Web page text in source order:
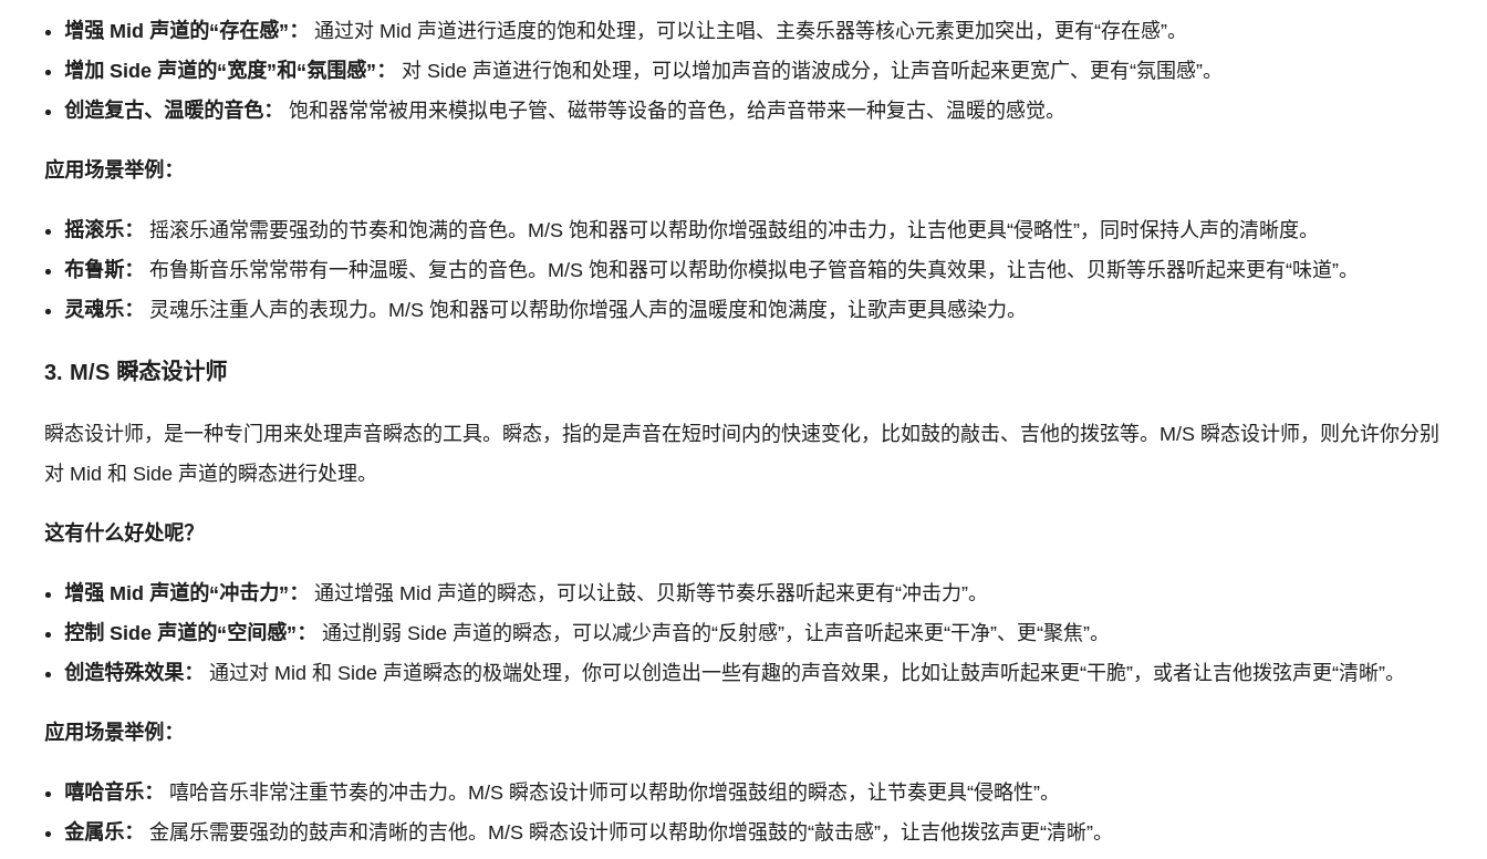
增强 Mid 声道的“存在感”：
通过对 Mid 声道进行适度的饱和处理，可以让主唱、主奏乐器等核心元素更加突出，更有“存在感”。
增加 Side 声道的“宽度”和“氛围感”：
对 Side 声道进行饱和处理，可以增加声音的谐波成分，让声音听起来更宽广、更有“氛围感”。
创造复古、温暖的音色：
饱和器常常被用来模拟电子管、磁带等设备的音色，给声音带来一种复古、温暖的感觉。
应用场景举例：
摇滚乐：
摇滚乐通常需要强劲的节奏和饱满的音色。M/S 饱和器可以帮助你增强鼓组的冲击力，让吉他更具“侵略性”，同时保持人声的清晰度。
布鲁斯：
布鲁斯音乐常常带有一种温暖、复古的音色。M/S 饱和器可以帮助你模拟电子管音箱的失真效果，让吉他、贝斯等乐器听起来更有“味道”。
灵魂乐：
灵魂乐注重人声的表现力。M/S 饱和器可以帮助你增强人声的温暖度和饱满度，让歌声更具感染力。
3. M/S 瞬态设计师
瞬态设计师，是一种专门用来处理声音瞬态的工具。瞬态，指的是声音在短时间内的快速变化，比如鼓的敲击、吉他的拨弦等。M/S 瞬态设计师，则允许你分别
对 Mid 和 Side 声道的瞬态进行处理。
这有什么好处呢？
增强 Mid 声道的“冲击力”：
通过增强 Mid 声道的瞬态，可以让鼓、贝斯等节奏乐器听起来更有“冲击力”。
控制 Side 声道的“空间感”：
通过削弱 Side 声道的瞬态，可以减少声音的“反射感”，让声音听起来更“干净”、更“聚焦”。
创造特殊效果：
通过对 Mid 和 Side 声道瞬态的极端处理，你可以创造出一些有趣的声音效果，比如让鼓声听起来更“干脆”，或者让吉他拨弦声更“清晰”。
应用场景举例：
嘻哈音乐：
嘻哈音乐非常注重节奏的冲击力。M/S 瞬态设计师可以帮助你增强鼓组的瞬态，让节奏更具“侵略性”。
金属乐：
金属乐需要强劲的鼓声和清晰的吉他。M/S 瞬态设计师可以帮助你增强鼓的“敲击感”，让吉他拨弦声更“清晰”。